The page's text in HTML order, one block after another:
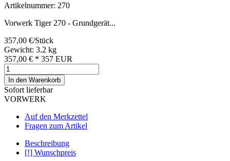
Artikelnummer: 270
Vorwerk Tiger 270 - Grundgerät...
357,00 €/Stück
Gewicht: 3.2 kg
357,00 € * 357 EUR
In den Warenkorb
Sofort lieferbar
VORWERK
Auf den Merkzettel
Fragen zum Artikel
Beschreibung
[!] Wunschpreis